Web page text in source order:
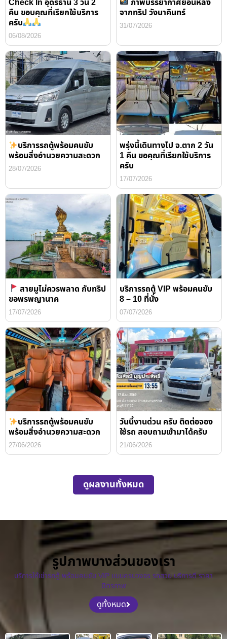
คืน ขอบคุณที่เรียกใช้บริการ
ครับ
06/08/2026
จากทริป วังนาคินทร์
31/07/2026
บริการรถตู้พร้อมคนขับ
พร้อมสิ่งอำนวยความสะดวก
28/07/2026
พรุ่งนี้เดินทางไป จ.ตาก 2 วัน
1 คืน ขอคุณที่เรียกใช้บริการ
ครับ
17/07/2026
สายมูไม่ควรพลาด กับทริป
ขอพรพญานาค
17/07/2026
บริการรถตู้ VIP พร้อมคนขับ
8 – 10 ที่นั่ง
07/07/2026
บริการรถตู้พร้อมคนขับ
พร้อมสิ่งอำนวยความสะดวก
27/06/2026
วันนี้งานด่วน ครับ ติดต่อจอง
ใช้รถ สอบถามเข้ามาได้ครับ
21/06/2026
ดูผลงานทั้งหมด
รูปภาพบางส่วนของเรา
บริการให้เช่ารถตู้ พร้อมคนขับ VIP แบบครบวงจร รถสวย บริการดี ราคา
มิตรภาพ
ดูทั้งหมด